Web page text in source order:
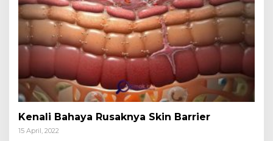
Kenali Bahaya Rusaknya Skin Barrier
15 April, 2022